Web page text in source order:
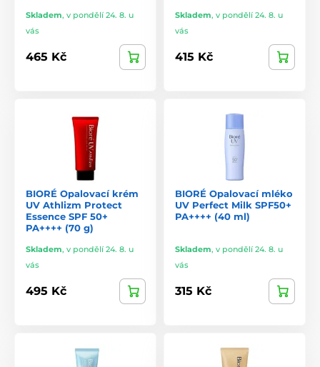
Skladem, v pondělí 24. 8. u
vás
465 Kč
Skladem, v pondělí 24. 8. u
vás
415 Kč
BIORÉ Opalovací krém
UV Athlizm Protect
Essence SPF 50+
PA++++ (70 g)
Skladem, v pondělí 24. 8. u
vás
495 Kč
BIORÉ Opalovací mléko
UV Perfect Milk SPF50+
PA++++ (40 ml)
Skladem, v pondělí 24. 8. u
vás
315 Kč